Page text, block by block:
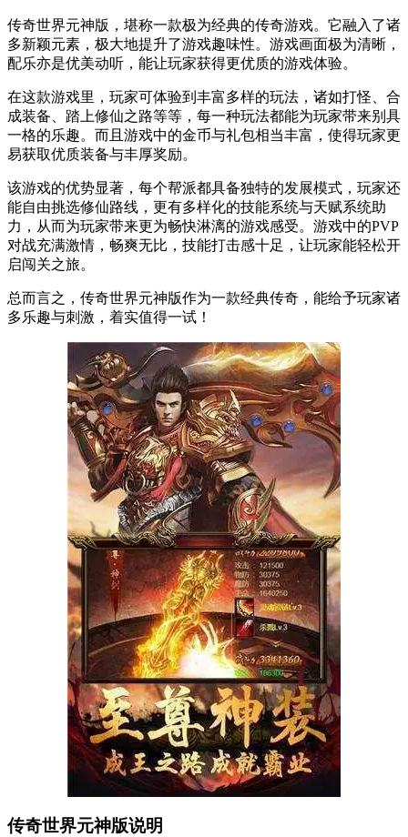
传奇世界元神版，堪称一款极为经典的传奇游戏。它融入了诸
多新颖元素，极大地提升了游戏趣味性。游戏画面极为清晰，
配乐亦是优美动听，能让玩家获得更优质的游戏体验。
在这款游戏里，玩家可体验到丰富多样的玩法，诸如打怪、合
成装备、踏上修仙之路等等，每一种玩法都能为玩家带来别具
一格的乐趣。而且游戏中的金币与礼包相当丰富，使得玩家更
易获取优质装备与丰厚奖励。
该游戏的优势显著，每个帮派都具备独特的发展模式，玩家还
能自由挑选修仙路线，更有多样化的技能系统与天赋系统助
力，从而为玩家带来更为畅快淋漓的游戏感受。游戏中的PVP
对战充满激情，畅爽无比，技能打击感十足，让玩家能轻松开
启闯关之旅。
总而言之，传奇世界元神版作为一款经典传奇，能给予玩家诸
多乐趣与刺激，着实值得一试！
传奇世界元神版说明